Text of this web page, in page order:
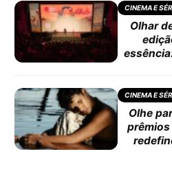
CINEMA E
Olhar
CINEMA E
Olhe
prêmios